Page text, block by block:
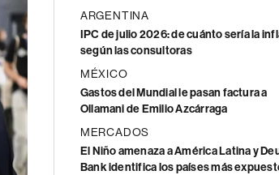
ARGENTINA
IPC de julio 2026: de cuánto sería la
según las consultoras
MÉXICO
Gastos del Mundial le pasan factura a
Ollamani de Emilio Azcárraga
MERCADOS
El Niño amenaza a América Latina y
Bank identifica los países más